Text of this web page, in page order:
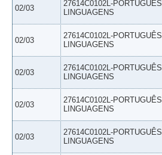
02/03
27614C0102L-PORTUGUÊS
LINGUAGENS
02/03
27614C0102L-PORTUGUÊS
LINGUAGENS
02/03
27614C0102L-PORTUGUÊS
LINGUAGENS
02/03
27614C0102L-PORTUGUÊS
LINGUAGENS
02/03
27614C0102L-PORTUGUÊS
LINGUAGENS